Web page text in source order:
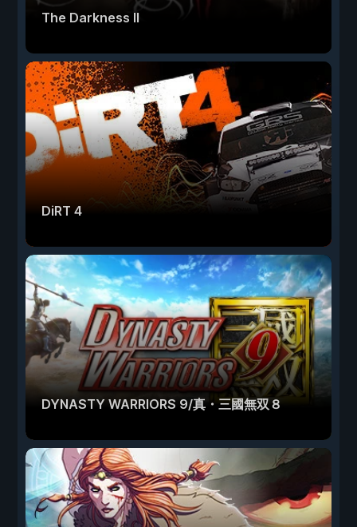
The Darkness II
DiRT 4
DYNASTY WARRIORS 9/真・三國無双８